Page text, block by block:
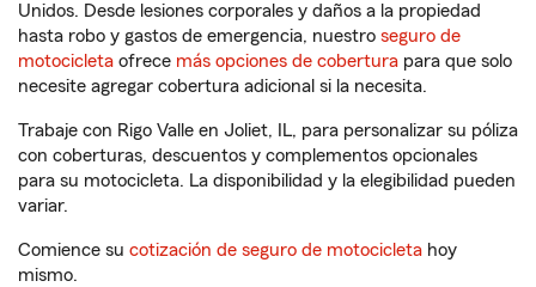
Unidos. Desde lesiones corporales y daños a la propiedad
hasta robo y gastos de emergencia, nuestro seguro de
motocicleta ofrece más opciones de cobertura para que solo
necesite agregar cobertura adicional si la necesita.
Trabaje con Rigo Valle en Joliet, IL, para personalizar su póliza
con coberturas, descuentos y complementos opcionales
para su motocicleta. La disponibilidad y la elegibilidad pueden
variar.
Comience su cotización de seguro de motocicleta hoy
mismo.